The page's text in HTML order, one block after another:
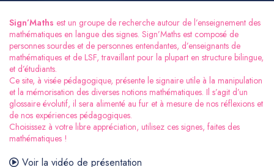
Sign’Maths est un groupe de recherche autour de l’enseignement des
mathématiques en langue des signes. Sign’Maths est composé de
personnes sourdes et de personnes entendantes, d’enseignants de
mathématiques et de LSF, travaillant pour la plupart en structure bilingue,
et d’étudiants.
Ce site, à visée pédagogique, présente le signaire utile à la manipulation
et la mémorisation des diverses notions mathématiques. Il s’agit d’un
glossaire évolutif, il sera alimenté au fur et à mesure de nos réflexions et
de nos expériences pédagogiques.
Choisissez à votre libre appréciation, utilisez ces signes, faites des
mathématiques !
Voir la vidéo de présentation